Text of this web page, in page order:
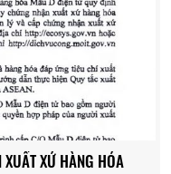
XỨ HÀNG HÓA